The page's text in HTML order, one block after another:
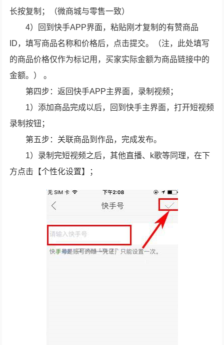
长按复制；（微商城与零售一致）
4）回到快手APP界面，粘贴刚才复制的有赞商品
ID，填写商品名称和价格后，点击提交。（注，此处填写
的商品价格仅作为标记用，买家实际金额为商品链接中的
金额。） 。
第四步：返回快手APP主界面，录制视频；
1）添加商品完成以后，回到快手主界面，打开短视频
录制按钮；
第五步：关联商品到作品，完成发布。
1）录制完短视频之后，其他直播、k歌等同理，在下
方点击【个性化设置】；